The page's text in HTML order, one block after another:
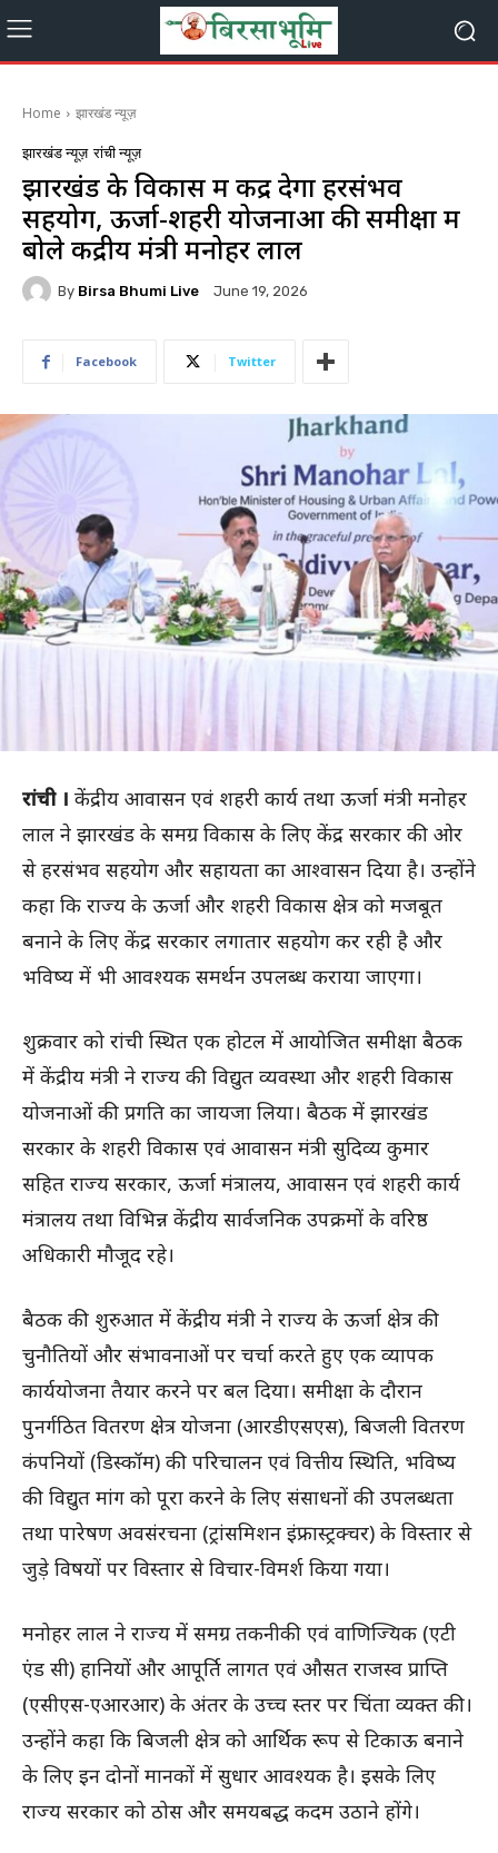
Home झारखंड न्यूज़
झारखंड न्यूज़ रांची न्यूज़
झारखंड के विकास में केंद्र देगा हरसंभव
सहयोग, ऊर्जा-शहरी योजनाओं की समीक्षा में
बोले केंद्रीय मंत्री मनोहर लाल
By Birsa Bhumi Live June 19, 2026
Facebook Twitter
रांची । केंद्रीय आवासन एवं शहरी कार्य तथा ऊर्जा मंत्री मनोहर
लाल ने झारखंड के समग्र विकास के लिए केंद्र सरकार की ओर
से हरसंभव सहयोग और सहायता का आश्वासन दिया है। उन्होंने
कहा कि राज्य के ऊर्जा और शहरी विकास क्षेत्र को मजबूत
बनाने के लिए केंद्र सरकार लगातार सहयोग कर रही है और
भविष्य में भी आवश्यक समर्थन उपलब्ध कराया जाएगा।
शुक्रवार को रांची स्थित एक होटल में आयोजित समीक्षा बैठक
में केंद्रीय मंत्री ने राज्य की विद्युत व्यवस्था और शहरी विकास
योजनाओं की प्रगति का जायजा लिया। बैठक में झारखंड
सरकार के शहरी विकास एवं आवासन मंत्री सुदिव्य कुमार
सहित राज्य सरकार, ऊर्जा मंत्रालय, आवासन एवं शहरी कार्य
मंत्रालय तथा विभिन्न केंद्रीय सार्वजनिक उपक्रमों के वरिष्ठ
अधिकारी मौजूद रहे।
बैठक की शुरुआत में केंद्रीय मंत्री ने राज्य के ऊर्जा क्षेत्र की
चुनौतियों और संभावनाओं पर चर्चा करते हुए एक व्यापक
कार्ययोजना तैयार करने पर बल दिया। समीक्षा के दौरान
पुनर्गठित वितरण क्षेत्र योजना (आरडीएसएस), बिजली वितरण
कंपनियों (डिस्कॉम) की परिचालन एवं वित्तीय स्थिति, भविष्य
की विद्युत मांग को पूरा करने के लिए संसाधनों की उपलब्धता
तथा पारेषण अवसंरचना (ट्रांसमिशन इंफ्रास्ट्रक्चर) के विस्तार से
जुड़े विषयों पर विस्तार से विचार-विमर्श किया गया।
मनोहर लाल ने राज्य में समग्र तकनीकी एवं वाणिज्यिक (एटी
एंड सी) हानियों और आपूर्ति लागत एवं औसत राजस्व प्राप्ति
(एसीएस-एआरआर) के अंतर के उच्च स्तर पर चिंता व्यक्त की।
उन्होंने कहा कि बिजली क्षेत्र को आर्थिक रूप से टिकाऊ बनाने
के लिए इन दोनों मानकों में सुधार आवश्यक है। इसके लिए
राज्य सरकार को ठोस और समयबद्ध कदम उठाने होंगे।